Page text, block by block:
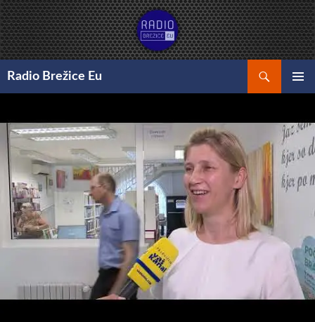
Preskoči
na
vsebino
Radio Brežice Eu